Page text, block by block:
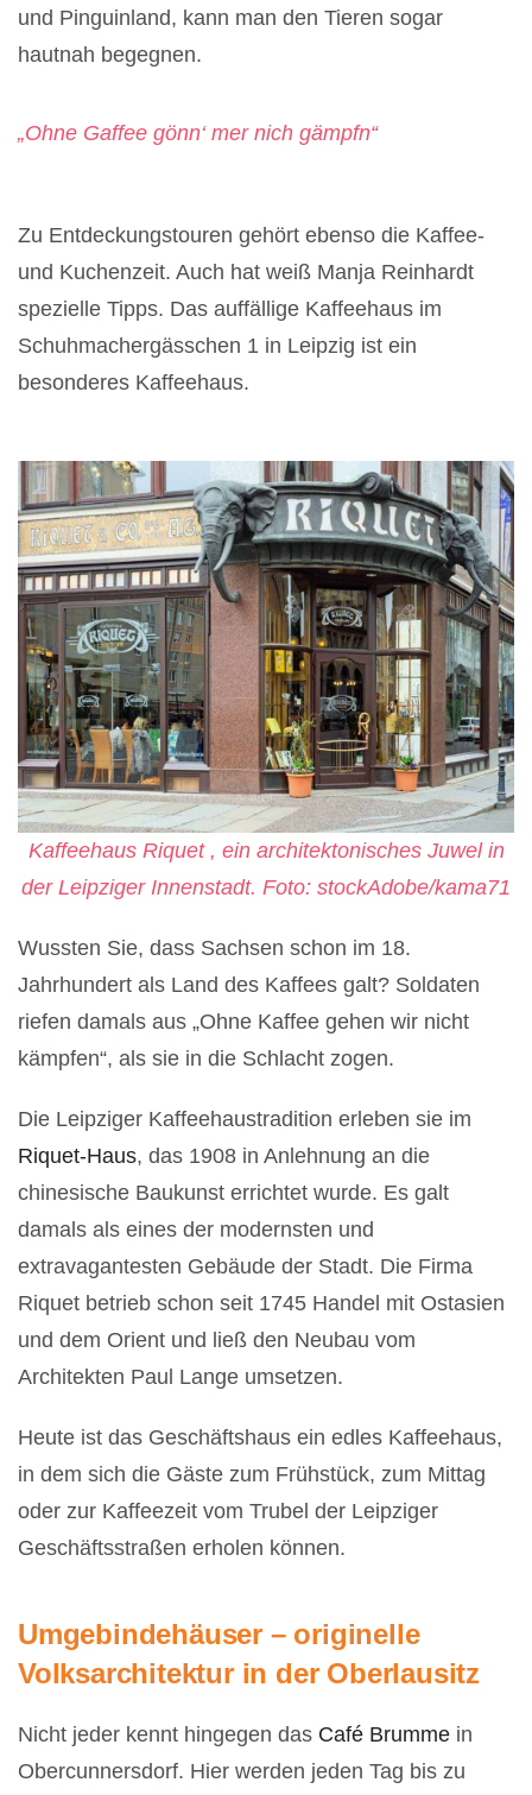
und Pinguinland, kann man den Tieren sogar
hautnah begegnen.
„Ohne Gaffee gönn‘ mer nich gämpfn“
Zu Entdeckungstouren gehört ebenso die Kaffee-
und Kuchenzeit. Auch hat weiß Manja Reinhardt
spezielle Tipps. Das auffällige Kaffeehaus im
Schuhmachergässchen 1 in Leipzig ist ein
besonderes Kaffeehaus.
Kaffeehaus Riquet , ein architektonisches Juwel in
der Leipziger Innenstadt. Foto: stockAdobe/kama71
Wussten Sie, dass Sachsen schon im 18.
Jahrhundert als Land des Kaffees galt? Soldaten
riefen damals aus „Ohne Kaffee gehen wir nicht
kämpfen“, als sie in die Schlacht zogen.
Die Leipziger Kaffeehaustradition erleben sie im
Riquet-Haus, das 1908 in Anlehnung an die
chinesische Baukunst errichtet wurde. Es galt
damals als eines der modernsten und
extravagantesten Gebäude der Stadt. Die Firma
Riquet betrieb schon seit 1745 Handel mit Ostasien
und dem Orient und ließ den Neubau vom
Architekten Paul Lange umsetzen.
Heute ist das Geschäftshaus ein edles Kaffeehaus,
in dem sich die Gäste zum Frühstück, zum Mittag
oder zur Kaffeezeit vom Trubel der Leipziger
Geschäftsstraßen erholen können.
Umgebindehäuser – originelle
Volksarchitektur in der Oberlausitz
Nicht jeder kennt hingegen das Café Brumme in
Obercunnersdorf. Hier werden jeden Tag bis zu